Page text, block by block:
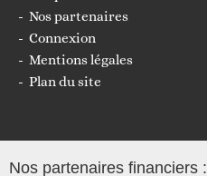
Nos partenaires
Connexion
Mentions légales
Plan du site
Nos partenaires financiers :